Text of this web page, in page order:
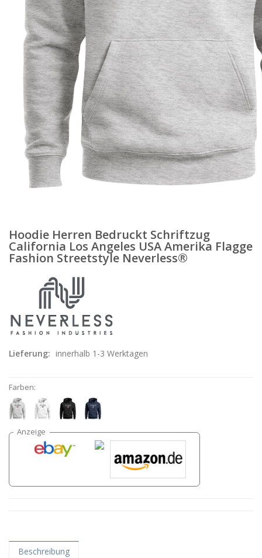
Hoodie Herren Bedruckt Schriftzug
California Los Angeles USA Amerika Flagge
Fashion Streetstyle Neverless®
Lieferung: innerhalb 1-3 Werktagen
Farben:
Beschreibung